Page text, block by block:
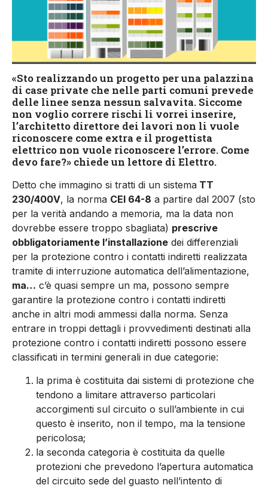
«Sto realizzando un progetto per una palazzina
di case private che nelle parti comuni prevede
delle linee senza nessun salvavita. Siccome
non voglio correre rischi li vorrei inserire,
l’architetto direttore dei lavori non li vuole
riconoscere come extra e il progettista
elettrico non vuole riconoscere l’errore. Come
devo fare?» chiede un lettore di Elettro.
Detto che immagino si tratti di un sistema TT
230/400V, la norma CEI 64-8 a partire dal 2007 (sto
per la verità andando a memoria, ma la data non
dovrebbe essere troppo sbagliata) prescrive
obbligatoriamente l’installazione dei differenziali
per la protezione contro i contatti indiretti realizzata
tramite di interruzione automatica dell’alimentazione,
ma… c’è quasi sempre un ma, possono sempre
garantire la protezione contro i contatti indiretti
anche in altri modi ammessi dalla norma. Senza
entrare in troppi dettagli i provvedimenti destinati alla
protezione contro i contatti indiretti possono essere
classificati in termini generali in due categorie:
la prima è costituita dai sistemi di protezione che
tendono a limitare attraverso particolari
accorgimenti sul circuito o sull’ambiente in cui
questo è inserito, non il tempo, ma la tensione
pericolosa;
la seconda categoria è costituita da quelle
protezioni che prevedono l’apertura automatica
del circuito sede del guasto nell’intento di